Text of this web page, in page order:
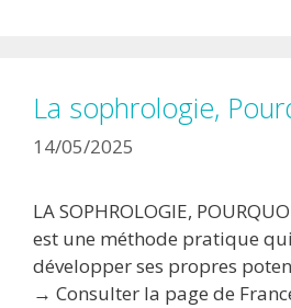
La sophrologie,
14/05/2025
LA SOPHROLOGIE,
est une méthode pratique
développer ses propres
→ Consulter la page de